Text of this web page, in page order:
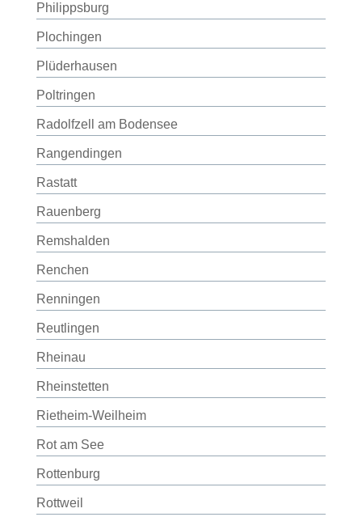
Philippsburg
Plochingen
Plüderhausen
Poltringen
Radolfzell am Bodensee
Rangendingen
Rastatt
Rauenberg
Remshalden
Renchen
Renningen
Reutlingen
Rheinau
Rheinstetten
Rietheim-Weilheim
Rot am See
Rottenburg
Rottweil